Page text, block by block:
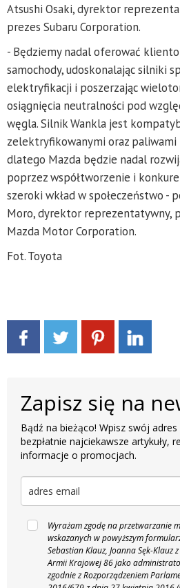
Atsushi Osaki, dyrektor
prezes Subaru Corporation.
- Będziemy nadal oferować
samochody, udoskonalając silniki
elektryfikacji i poszerzając
osiągnięcia neutralności pod
węgla. Silnik Wankla jest
zelektryfikowanymi oraz
dlatego Mazda będzie nadal
poprzez współtworzenie i
szeroki wkład w społeczeństwo -
Moro, dyrektor reprezentatywny,
Mazda Motor Corporation.
Fot. Toyota
Zapisz się na
Bądź na bieżąco! Wpisz swój
bezpłatnie najciekawsze artykuły,
informacje o promocjach.
Wyrażam zgodę na przetwarzanie
wskazanych w powyższym
Sebastian Klauz, Joanna Sęk-Klauz
Armii Krajowej 86 jako
zgodnie z Rozporządzeniem